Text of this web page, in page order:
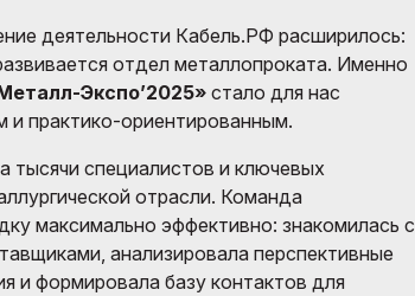
деятельности Кабель.РФ расширилось:
отдел металлопроката. Именно
Экспо’2025» стало для нас
и практико-ориентированным.
тысячи специалистов и ключевых
отрасли. Команда
максимально эффективно: знакомилась с
анализировала перспективные
и формировала базу контактов для